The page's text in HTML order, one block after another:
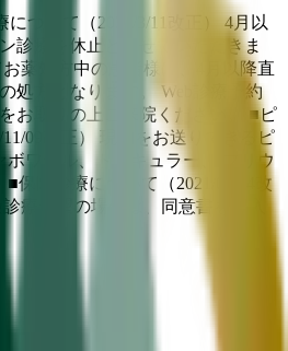
について（2022/3/11改正） 4月以
診療を休止とさせていただきま
お薬処方中の患者様は、4月以降直
処方となります。 Web診療予約
お取りの上ご来院ください。 ■ピ
11/09改正） 現物をお送りできるピ
ボワール、トリキュラー、 フリウ
■保険診療について（2021/03/04改
療希望の場合は、同意書を記入